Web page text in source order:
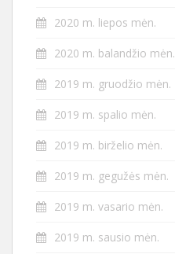
2020 m. liepos mėn.
2020 m. balandžio mėn.
2019 m. gruodžio mėn.
2019 m. spalio mėn.
2019 m. birželio mėn.
2019 m. gegužės mėn.
2019 m. vasario mėn.
2019 m. sausio mėn.